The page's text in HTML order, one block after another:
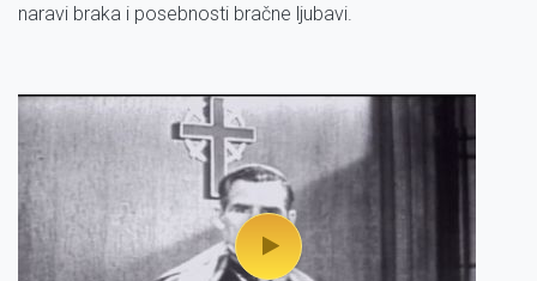
naravi braka i posebnosti bračne ljubavi.